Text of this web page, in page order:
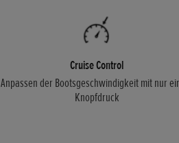
Cruise Control
Anpassen der Bootsgeschwindigkeit mit nur
Knopfdruck